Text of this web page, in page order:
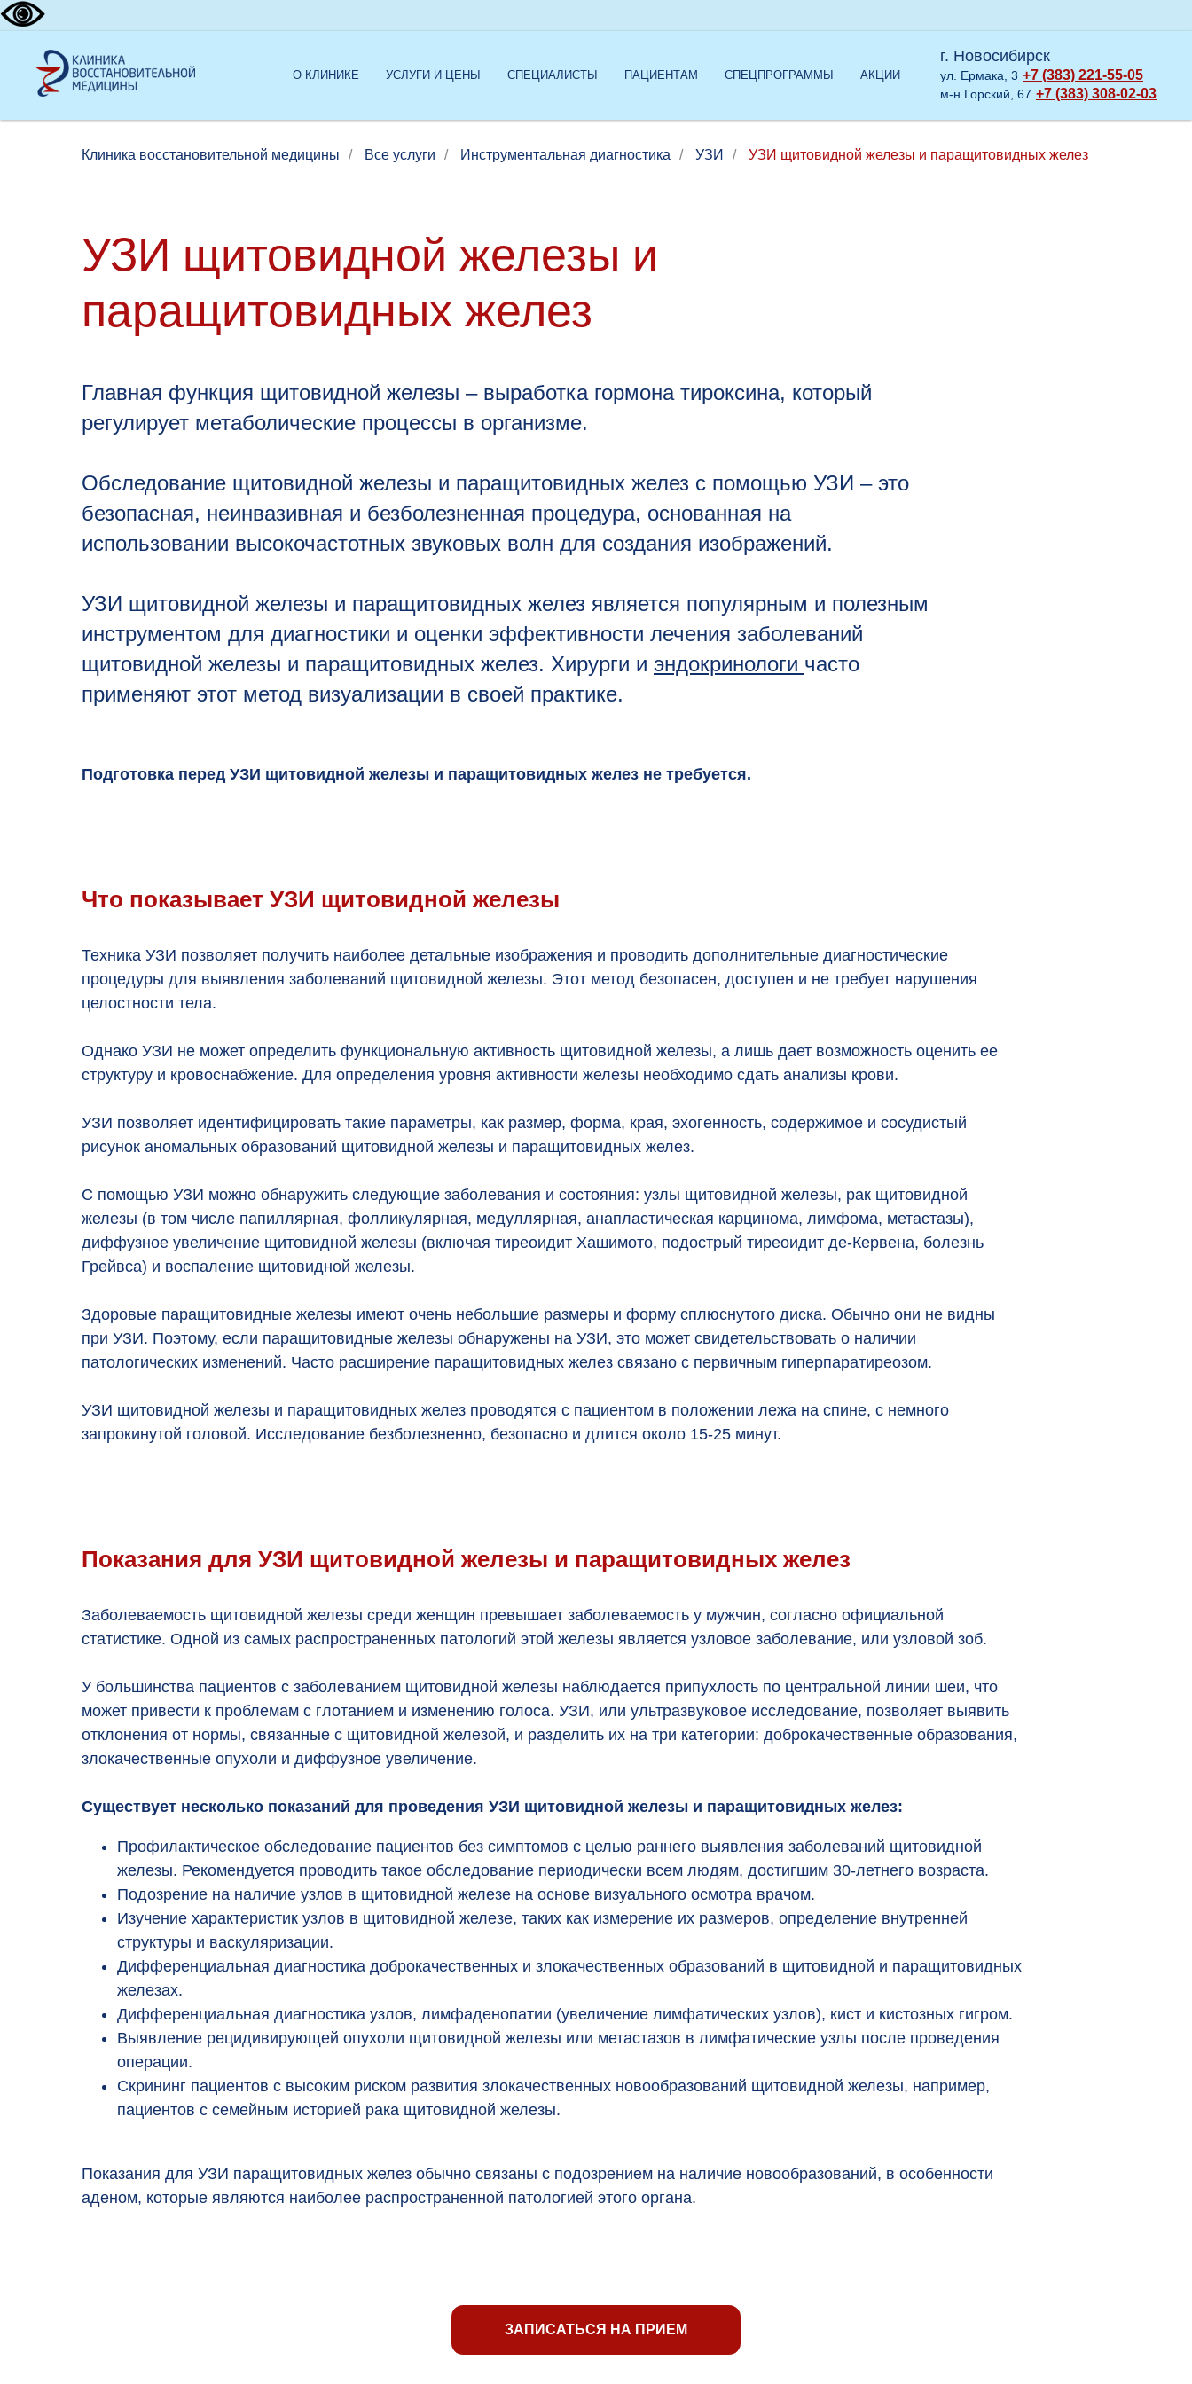
О КЛИНИКЕ УСЛУГИ И ЦЕНЫ СПЕЦИАЛИСТЫ ПАЦИЕНТАМ СПЕЦПРОГРАММЫ АКЦИИ
г. Новосибирск
ул. Ермака, 3 +7 (383) 221-55-05
м-н Горский, 67 +7 (383) 308-02-03
Клиника восстановительной медицины / Все услуги / Инструментальная диагностика / УЗИ / УЗИ щитовидной железы и паращитовидных желез
УЗИ щитовидной железы и
паращитовидных желез
Главная функция щитовидной железы – выработка гормона тироксина, который
регулирует метаболические процессы в организме.
Обследование щитовидной железы и паращитовидных желез с помощью УЗИ – это
безопасная, неинвазивная и безболезненная процедура, основанная на
использовании высокочастотных звуковых волн для создания изображений.
УЗИ щитовидной железы и паращитовидных желез является популярным и полезным
инструментом для диагностики и оценки эффективности лечения заболеваний
щитовидной железы и паращитовидных желез. Хирурги и эндокринологи часто
применяют этот метод визуализации в своей практике.
Подготовка перед УЗИ щитовидной железы и паращитовидных желез не требуется.
Что показывает УЗИ щитовидной железы
Техника УЗИ позволяет получить наиболее детальные изображения и проводить дополнительные диагностические
процедуры для выявления заболеваний щитовидной железы. Этот метод безопасен, доступен и не требует нарушения
целостности тела.
Однако УЗИ не может определить функциональную активность щитовидной железы, а лишь дает возможность оценить ее
структуру и кровоснабжение. Для определения уровня активности железы необходимо сдать анализы крови.
УЗИ позволяет идентифицировать такие параметры, как размер, форма, края, эхогенность, содержимое и сосудистый
рисунок аномальных образований щитовидной железы и паращитовидных желез.
С помощью УЗИ можно обнаружить следующие заболевания и состояния: узлы щитовидной железы, рак щитовидной
железы (в том числе папиллярная, фолликулярная, медуллярная, анапластическая карцинома, лимфома, метастазы),
диффузное увеличение щитовидной железы (включая тиреоидит Хашимото, подострый тиреоидит де-Кервена, болезнь
Грейвса) и воспаление щитовидной железы.
Здоровые паращитовидные железы имеют очень небольшие размеры и форму сплюснутого диска. Обычно они не видны
при УЗИ. Поэтому, если паращитовидные железы обнаружены на УЗИ, это может свидетельствовать о наличии
патологических изменений. Часто расширение паращитовидных желез связано с первичным гиперпаратиреозом.
УЗИ щитовидной железы и паращитовидных желез проводятся с пациентом в положении лежа на спине, с немного
запрокинутой головой. Исследование безболезненно, безопасно и длится около 15-25 минут.
Показания для УЗИ щитовидной железы и паращитовидных желез
Заболеваемость щитовидной железы среди женщин превышает заболеваемость у мужчин, согласно официальной
статистике. Одной из самых распространенных патологий этой железы является узловое заболевание, или узловой зоб.
У большинства пациентов с заболеванием щитовидной железы наблюдается припухлость по центральной линии шеи, что
может привести к проблемам с глотанием и изменению голоса. УЗИ, или ультразвуковое исследование, позволяет выявить
отклонения от нормы, связанные с щитовидной железой, и разделить их на три категории: доброкачественные образования,
злокачественные опухоли и диффузное увеличение.
Существует несколько показаний для проведения УЗИ щитовидной железы и паращитовидных желез:
Профилактическое обследование пациентов без симптомов с целью раннего выявления заболеваний щитовидной
железы. Рекомендуется проводить такое обследование периодически всем людям, достигшим 30-летнего возраста.
Подозрение на наличие узлов в щитовидной железе на основе визуального осмотра врачом.
Изучение характеристик узлов в щитовидной железе, таких как измерение их размеров, определение внутренней
структуры и васкуляризации.
Дифференциальная диагностика доброкачественных и злокачественных образований в щитовидной и паращитовидных
железах.
Дифференциальная диагностика узлов, лимфаденопатии (увеличение лимфатических узлов), кист и кистозных гигром.
Выявление рецидивирующей опухоли щитовидной железы или метастазов в лимфатические узлы после проведения
операции.
Скрининг пациентов с высоким риском развития злокачественных новообразований щитовидной железы, например,
пациентов с семейным историей рака щитовидной железы.
Показания для УЗИ паращитовидных желез обычно связаны с подозрением на наличие новообразований, в особенности
аденом, которые являются наиболее распространенной патологией этого органа.
ЗАПИСАТЬСЯ НА ПРИЕМ